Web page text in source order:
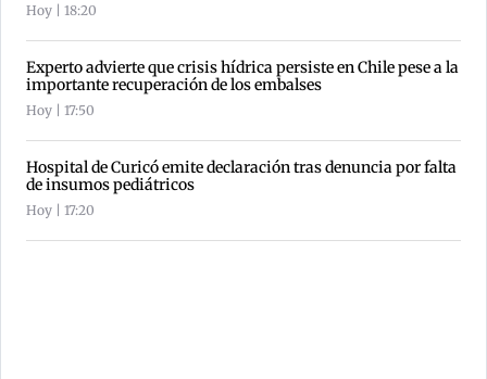
Hoy | 18:20
Experto advierte que crisis hídrica persiste en Chile pese a la
importante recuperación de los embalses
Hoy | 17:50
Hospital de Curicó emite declaración tras denuncia por falta
de insumos pediátricos
Hoy | 17:20